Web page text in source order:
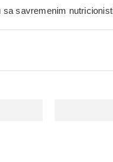
savremenim